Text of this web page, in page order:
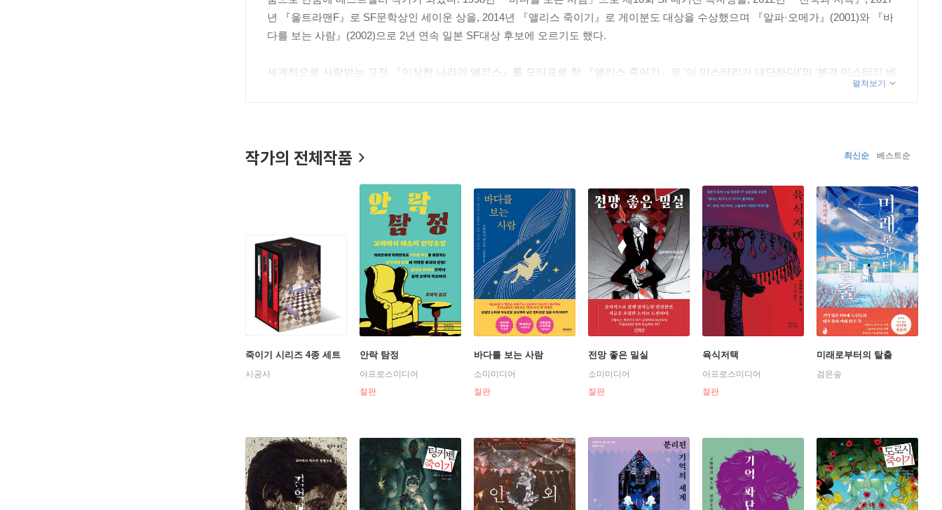
년 『울트라맨F』로 SF문학상인 세이운 상을, 2014년 『앨리스 죽이기』로 게이분도 대상을 수상했으며 『알파·오메가』(2001)와 『바
다를 보는 사람』(2002)으로 2년 연속 일본 SF대상 후보에 오르기도 했다.
세계적으로 사랑받는 고전 『이상한 나라의 앨리스』를 모티프로 한 『앨리스 죽이기』로 ‘이 미스터리가 대단하다!’와 ‘본격 미스터리 베
스트 10’ 등 일본 주요 미스터리 랭킹에 이름을 올리며 큰 반향을 일으켰다. E. T. A. 호프만의 동화 『호두까기 인형』을 바탕으로 『앨리
2020년 11월 23일 병으로 세상을 떠났다.
펼쳐보기
작가의 전체작품 최신순 베스트순
죽이기 시리즈 4종 세트
시공사
안락 탐정
아프로스미디어
절판
바다를 보는 사람
소미미디어
절판
전망 좋은 밀실
소미미디어
절판
육식저택
아프로스미디어
절판
미래로부터의 탈출
검은숲